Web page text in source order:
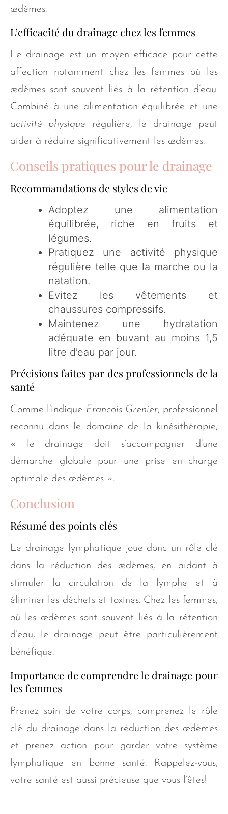
œdèmes.
L’efficacité du drainage chez les femmes
Le drainage est un moyen efficace pour cette
affection notamment chez les femmes où les
œdèmes sont souvent liés à la rétention d’eau.
Combiné à une alimentation équilibrée et une
activité physique régulière, le drainage peut
aider à réduire significativement les œdèmes.
Conseils pratiques pour le drainage
Recommandations de styles de vie
Adoptez une alimentation
équilibrée, riche en fruits et
légumes.
Pratiquez une activité physique
régulière telle que la marche ou la
natation.
Evitez les vêtements et
chaussures compressifs.
Maintenez une hydratation
adéquate en buvant au moins 1,5
litre d’eau par jour.
Précisions faites par des professionnels de la
santé
Comme l’indique Francois Grenier, professionnel
reconnu dans le domaine de la kinésithérapie,
« le drainage doit s’accompagner d’une
démarche globale pour une prise en charge
optimale des œdèmes ».
Conclusion
Résumé des points clés
Le drainage lymphatique joue donc un rôle clé
dans la réduction des œdèmes, en aidant à
stimuler la circulation de la lymphe et à
éliminer les déchets et toxines. Chez les femmes,
où les œdèmes sont souvent liés à la rétention
d’eau, le drainage peut être particulièrement
bénéfique.
Importance de comprendre le drainage pour
les femmes
Prenez soin de votre corps, comprenez le rôle
clé du drainage dans la réduction des œdèmes
et prenez action pour garder votre système
lymphatique en bonne santé. Rappelez-vous,
votre santé est aussi précieuse que vous l’êtes!